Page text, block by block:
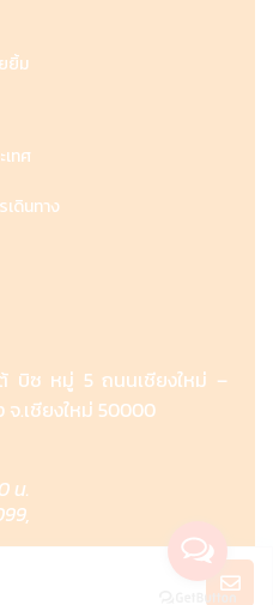
ยิ้ม
ทศ
ดินทาง
บิซ หมู่ 5 ถนนเชียงใหม่ –
จ.เชียงใหม่ 50000
น.